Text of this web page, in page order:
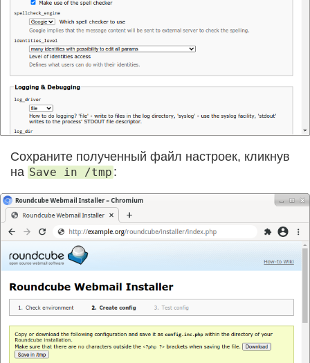
Сохраните полученный файл настроек, кликнув
на Save in /tmp :